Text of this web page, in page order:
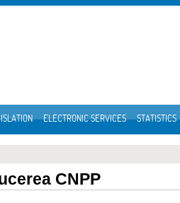
ELECTRONIC SERVICES STATISTICS
CNPP